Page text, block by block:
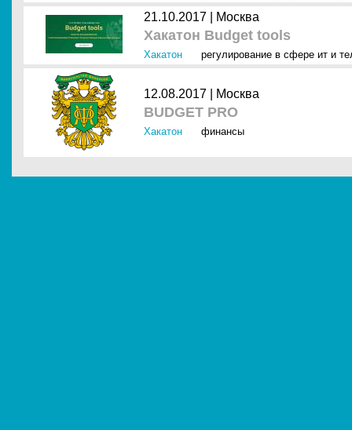
21.10.2017 | Москва
Хакатон Budget tools
Хакатон регулирование в сфере ит и
12.08.2017 | Москва
BUDGET PRO
Хакатон финансы